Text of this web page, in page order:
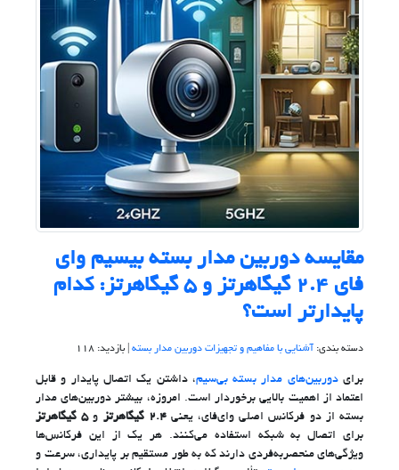
مقایسه دوربین مدار بسته بیسیم وای
فای ۲.۴ گیگاهرتز و ۵ گیگاهرتز: کدام
پایدارتر است؟
دسته بندی: آشنایی با مفاهیم و تجهیزات دوربین مدار بسته | بازدید: 118
برایدوربین‌های مدار بسته بی‌سیم، داشتن یک اتصال پایدار و قابل
اعتماد از اهمیت بالایی برخوردار است. امروزه، بیشتر دوربین‌های مدار
بسته از دو فرکانس اصلی وای‌فای، یعنی۲.۴ گیگاهرتز و۵ گیگاهرتز
برای اتصال به شبکه استفاده می‌کنند. هر یک از این فرکانس‌ها
ویژگی‌های منحصربه‌فردی دارند که به طور مستقیم بر پایداری، سرعت و